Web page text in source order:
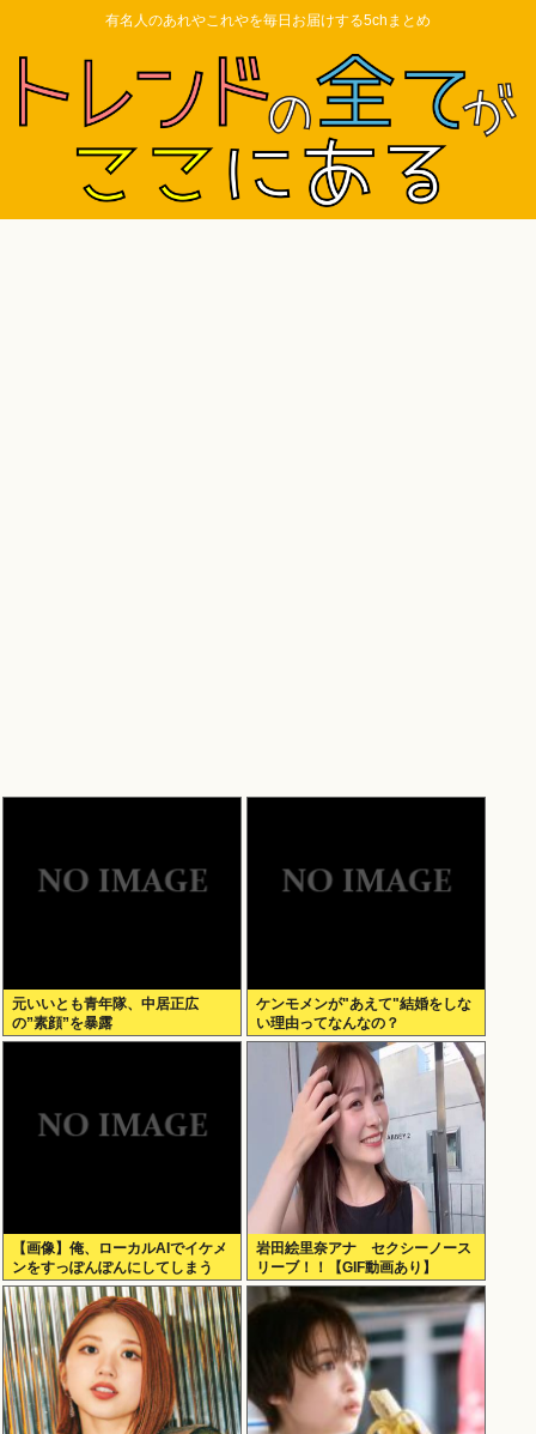
有名人のあれやこれやを毎日お届けする5chまとめ
元いいとも青年隊、中居正広
の”素顔”を暴露
ケンモメンが"あえて"結婚をしな
い理由ってなんなの？
【画像】俺、ローカルAIでイケメ
ンをすっぽんぽんにしてしまう
www
岩田絵里奈アナ セクシーノース
リーブ！！【GIF動画あり】